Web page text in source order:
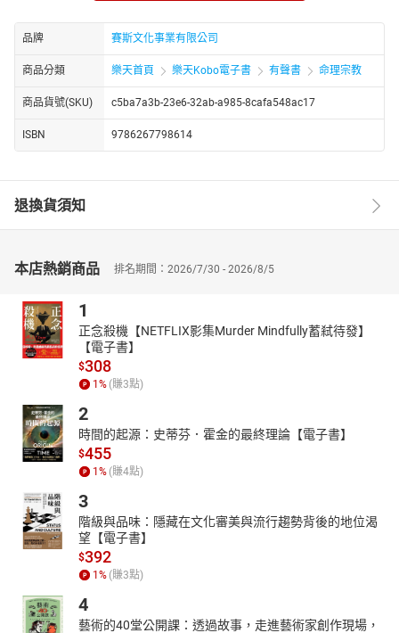
成報心靈推手版、自由時報家庭版及中國時報醫藥版專欄作家。
許醫師鑽研新時代思想十數年，尤偏愛賽斯；同時從事身心靈整體
健康研究，對於癌症的治療及預防復發有獨到心得。擅長以理論配
合生活實例及臨床案例，以深入淺出的方式，多年來在中華新時代
協會講授「賽斯心法」，成立「身心靈健康成長團體」、「美麗人
應邀至全國各縣市、香港、馬來西亞、美加等地，舉辦數百人大型
講座，場場爆滿，佳評如潮。
立新時代賽斯教育基金會及賽斯身心靈診所，希望藉由個人身心靈
的智慧。讓人們真正明白疾病乃是自內在心靈的扭曲及衝突，並藉
著自我學習及開悟，引導人們走向內在的朝聖之旅。
品牌 賽斯文化事業有限公司
商品分類 樂天首頁 樂天Kobo電子書 有聲書 命理宗教
商品貨號(SKU) c5ba7a3b-23e6-32ab-a985-8cafa548ac17
ISBN 9786267798614
退換貨須知
本店熱銷商品 排名期間：2026/7/30 - 2026/8/5
1
正念殺機【NETFLIX影集Murder Mindfully蓄弒待發】
【電子書】
$308
1 % (賺3點)
2
時間的起源：史蒂芬．霍金的最終理論【電子書】
$455
1 % (賺4點)
3
階級與品味：隱藏在文化審美與流行趨勢背後的地位渴
望【電子書】
$392
1 % (賺3點)
4
藝術的40堂公開課：透過故事，走進藝術家創作現場，